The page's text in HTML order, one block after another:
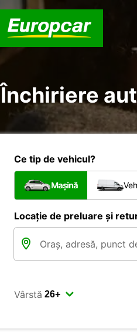
Închiriere
Ce tip de vehicul?
Mașină
Locație de preluare și
Vârstă